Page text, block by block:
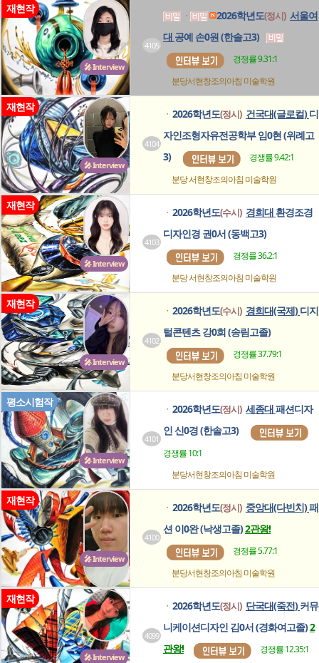
🎤 Interview
재현작
4105
ㆍ 2026학년도(정시) 서울여
대 공예 손0원 (한솔고3)
경쟁률 9.31:1
분당서현창조의아침 미술학원
🎤 Interview
재현작
4104
ㆍ 2026학년도(정시) 건국대(글로컬)디
자인조형자유전공학부 임0현 (위례고
3)
경쟁률 9.42:1
분당 서현창조의아침미술학원
🎤 Interview
재현작
4103
ㆍ 2026학년도(수시) 경희대 환경조경
디자인경 권0서 (동백고3)
경쟁률 36.2:1
분당 서현창조의아침미술학원
🎤 Interview
재현작
4102
ㆍ 2026학년도(수시) 경희대(국제)디지
털콘텐츠 강0희 (송림고졸)
경쟁률 37.79:1
분당서현창조의아침미술학원
🎤 Interview
평소시험작
4101
ㆍ 2026학년도(정시) 세종대패션디자
인 신0경 (한솔고3)
경쟁률 10:1
분당서현창조의아침미술학원
🎤 Interview
재현작
4100
ㆍ 2026학년도(정시) 중앙대(다빈치)패
션 이0완 (낙생고졸)2관왕!
경쟁률 5.77:1
분당서현창조의아침미술학원
🎤 Interview
재현작
4099
ㆍ 2026학년도(정시) 단국대(죽전)커뮤
니케이션디자인 김0서 (경화여고졸)2
관왕!
경쟁률 12.35:1